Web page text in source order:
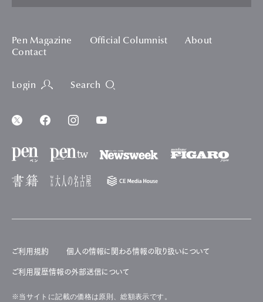
Pen Magazine Official Columnist
About
Contact
Login Search
ご利用規約 個人の情報に関わる情報の取り扱いについて
ご利用履歴情報の外部送信について
※当サイトに記載の価格は原則、総額表示です。